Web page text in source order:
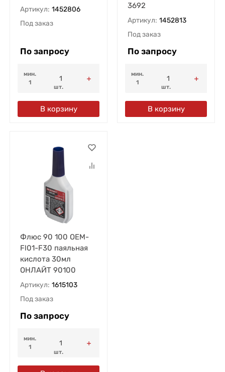
Артикул: 1452806
Под заказ
По запросу
мин.
1
шт.
В корзину
3692
Артикул: 1452813
Под заказ
По запросу
мин.
1
шт.
В корзину
Флюс 90 100 OEM-
Fl01-F30 паяльная
кислота 30мл
ОНЛАЙТ 90100
Артикул: 1615103
Под заказ
По запросу
мин.
1
шт.